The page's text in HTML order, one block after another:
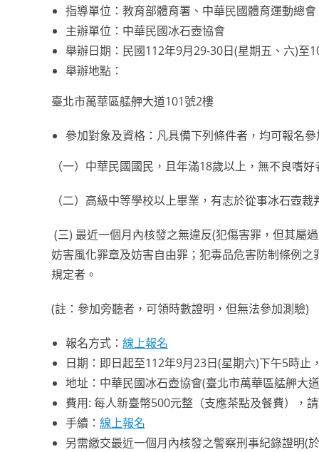
指導單位：教育部體育署、中華民國體育運動總會
主辦單位：中華民國冰石壺協會
舉辦日期：民國112年9月29-30日(星期五、六)至
舉辦地點：
臺北市萬華區艋舺大道101號2樓
參加對象及資格：凡具備下列條件者，均可報名參
（一）中華民國國民，且年滿18歲以上，無不良嗜好
（二）高級中等學校以上畢業，有志於從事冰石壺裁
(三) 最近一個月內核發之無違反(犯傷害罪，但其屬
妨害風化罪章及妨害自由罪；犯毒品危害防制條例
規定者。
(註：參加旁聽者，可領時數證明，但無法參加測驗)
報名方式： 線上報名
日期：即日起至112年9月23日(星期六)下午5時止
地址：中華民國冰石壺協會(臺北市萬華區艋舺大
費用: 每人新臺幣500元整（支應茶點及餐費），
手續： 線上報名
另需繳交最近一個月內核發之警察刑事紀錄證明(